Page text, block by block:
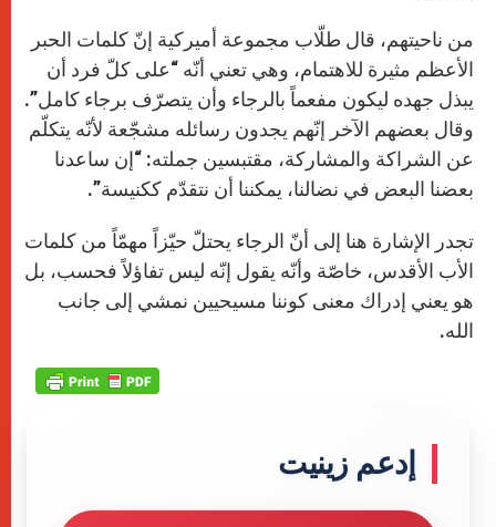
من ناحيتهم، قال طلّاب مجموعة أميركية إنّ كلمات الحبر
الأعظم مثيرة للاهتمام، وهي تعني أنّه “على كلّ فرد أن
يبذل جهده ليكون مفعماً بالرجاء وأن يتصرّف برجاء كامل”.
وقال بعضهم الآخر إنّهم يجدون رسائله مشجّعة لأنّه يتكلّم
عن الشراكة والمشاركة، مقتبسين جملته: “إن ساعدنا
بعضنا البعض في نضالنا، يمكننا أن نتقدّم ككنيسة”.
تجدر الإشارة هنا إلى أنّ الرجاء يحتلّ حيّزاً مهمّاً من كلمات
الأب الأقدس، خاصّة وأنّه يقول إنّه ليس تفاؤلاً فحسب، بل
هو يعني إدراك معنى كوننا مسيحيين نمشي إلى جانب
الله.
إدعم زينيت